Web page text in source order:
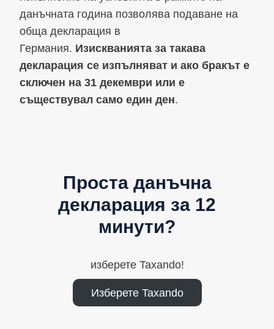
данъчната година позволява подаване на
обща декларация в
Германия. Изискванията за такава
декларация се изпълняват и ако бракът е
сключен на 31 декември или е
съществувал само един ден.
Проста данъчна
декларация за 12
минути?
изберете Taxando!
Изберете Taxando